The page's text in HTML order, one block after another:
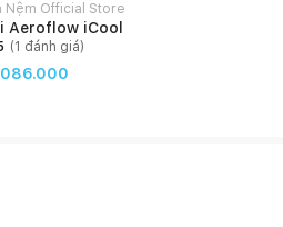
Nệm Official Store
Aeroflow iCool
(1 đánh giá)